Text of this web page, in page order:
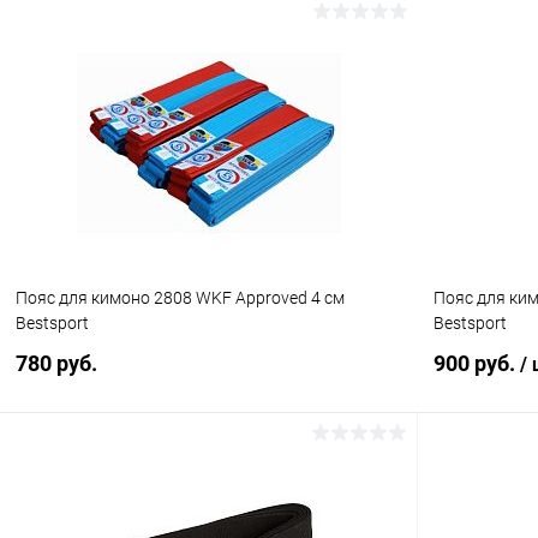
Купить в 1 клик Сравнение
В избранное В наличии
черный красный
Пояс для кимоно 2808 WKF Approved 4 см
Bestsport
780 руб.
Сравнение
Пояс для
Bestsport
900 руб. /
Купить в 1